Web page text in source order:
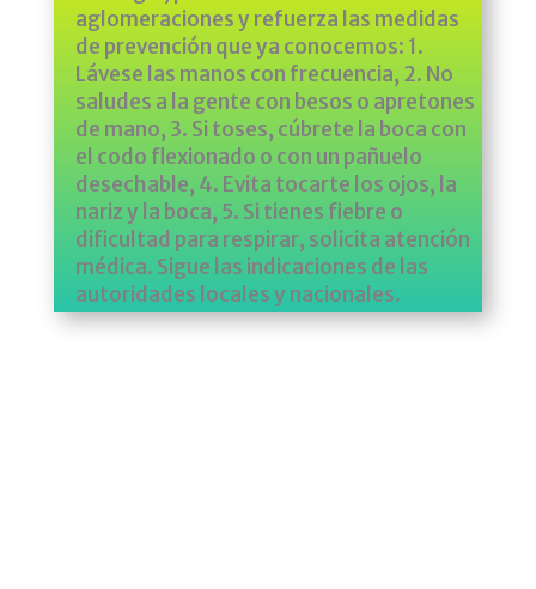
aglomeraciones y refuerza las medidas
de prevención que ya conocemos: 1.
Lávese las manos con frecuencia, 2. No
saludes a la gente con besos o apretones
de mano, 3. Si toses, cúbrete la boca con
el codo flexionado o con un pañuelo
desechable, 4. Evita tocarte los ojos, la
nariz y la boca, 5. Si tienes fiebre o
dificultad para respirar, solicita atención
médica. Sigue las indicaciones de las
autoridades locales y nacionales.